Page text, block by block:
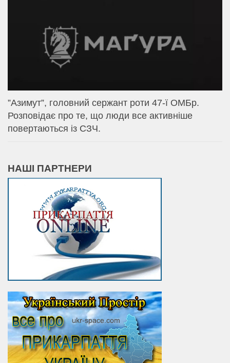
⁨”Азимут”, головний сержант роти 47-ї ОМБр.
Розповідає про те, що люди все активніше
повертаються із СЗЧ.
НАШІ ПАРТНЕРИ